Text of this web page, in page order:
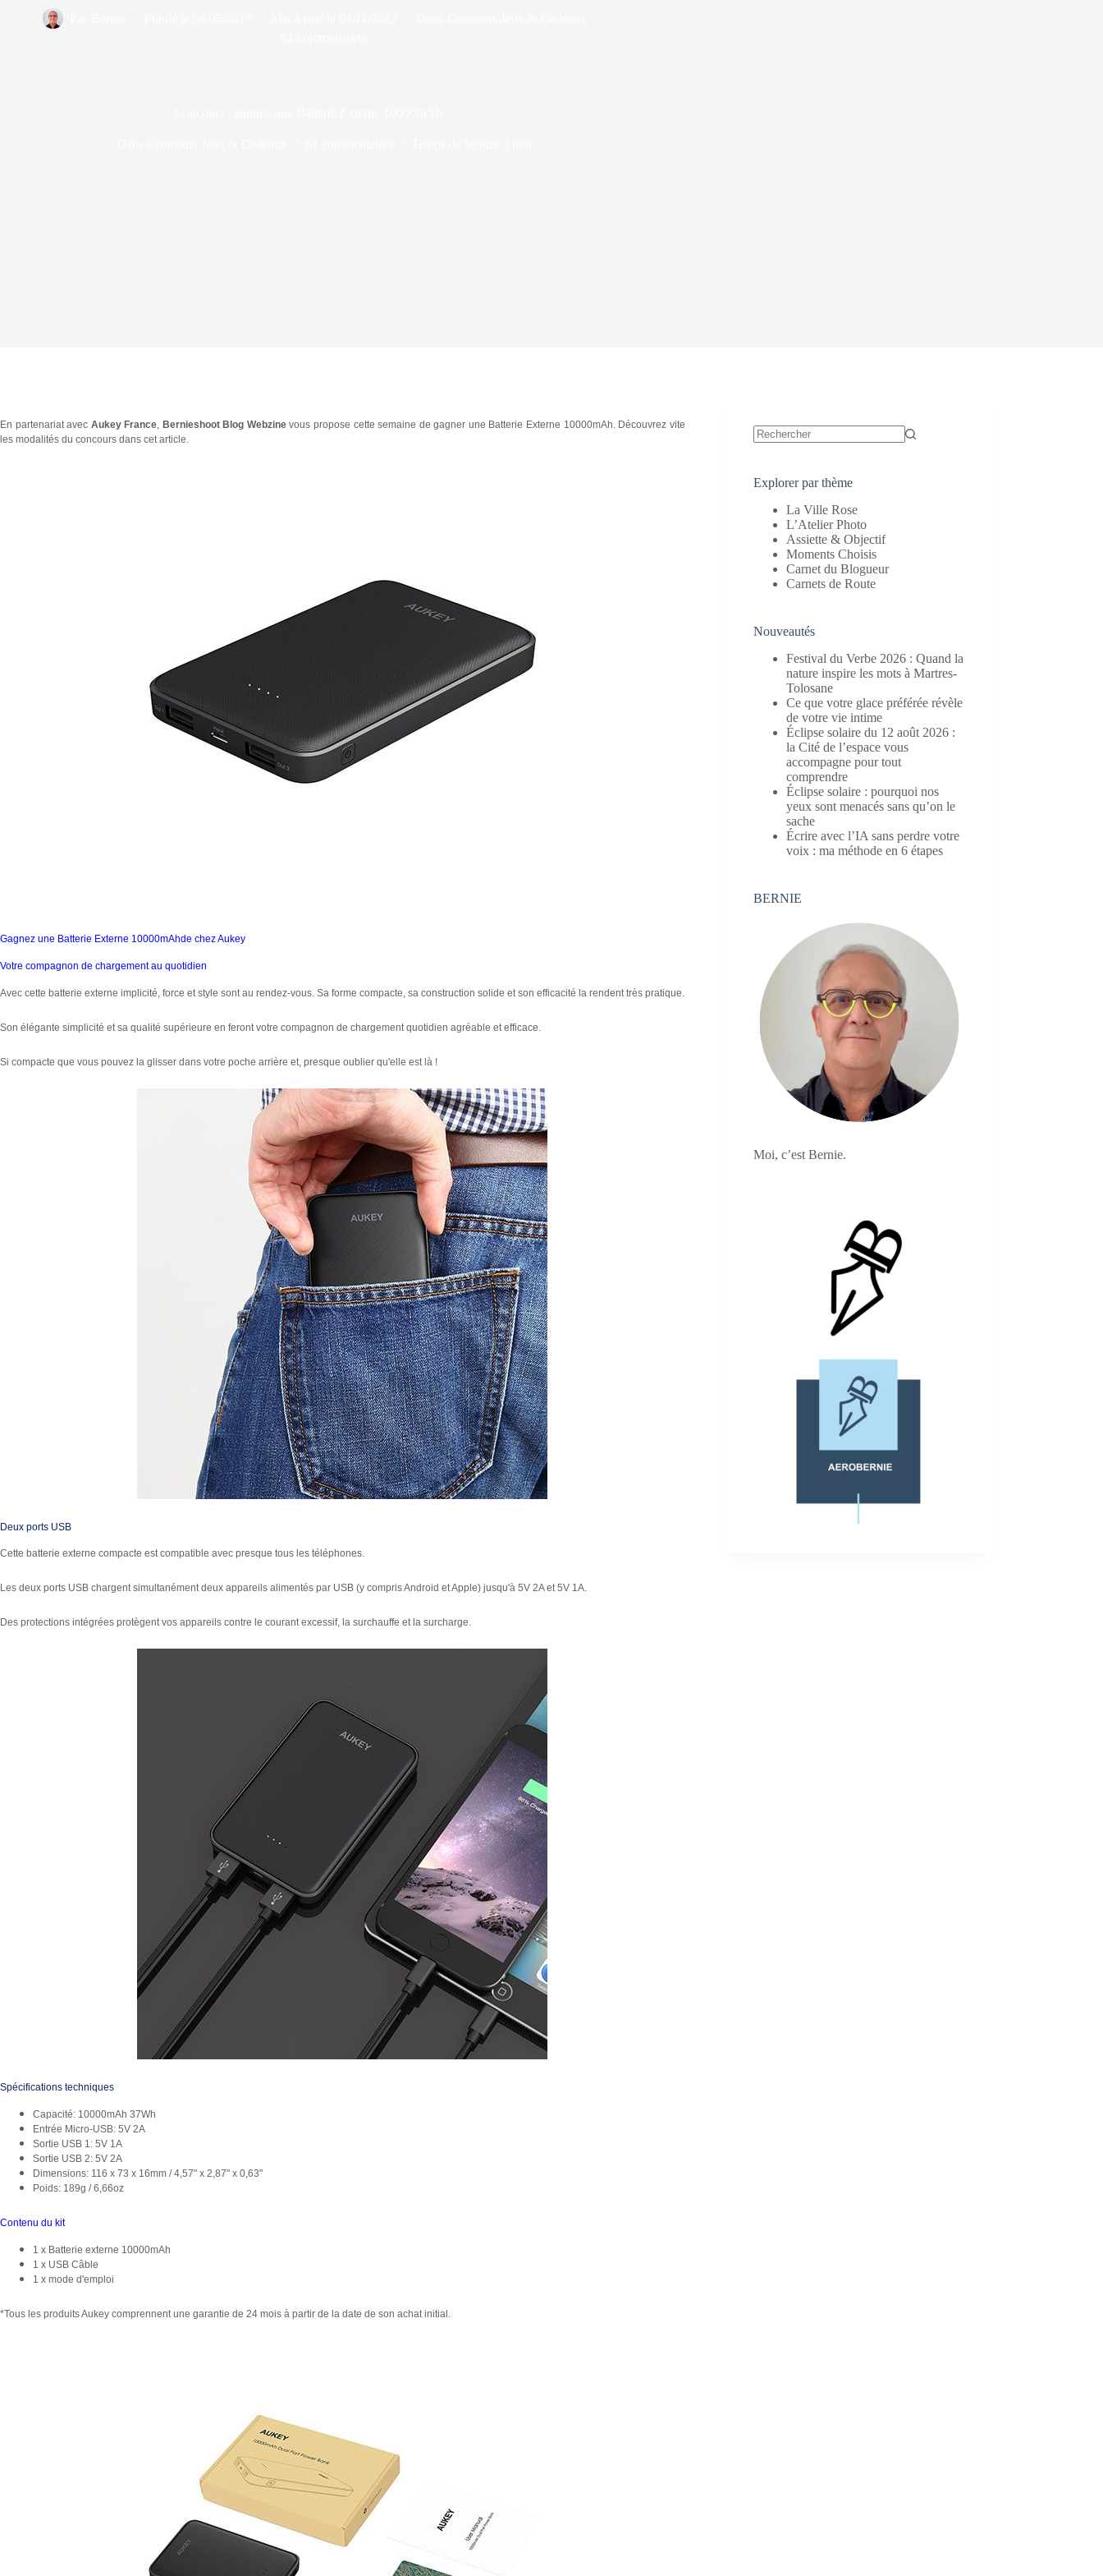
En partenariat avec Aukey France, Bernieshoot Blog Webzinevous propose cette semaine de gagner une Batterie Externe 10000mAh. Découvrez vite
les modalités du concours dans cet article.
Gagnez une Batterie Externe 10000mAhde chez Aukey
Votre compagnon de chargement au quotidien
Avec cette batterie externe implicité, force et style sont au rendez-vous. Sa forme compacte, sa construction solide et son efficacité la rendent très pratique.
Son élégante simplicité et sa qualité supérieure en feront votre compagnon de chargement quotidien agréable et efficace.
Si compacte que vous pouvez la glisser dans votre poche arrière et, presque oublier qu'elle est là !
Deux ports USB
Cette batterie externe compacte est compatible avec presque tous les téléphones.
Les deux ports USB chargent simultanément deux appareils alimentés par USB (y compris Android et Apple) jusqu'à 5V 2A et 5V 1A.
Des protections intégrées protègent vos appareils contre le courant excessif, la surchauffe et la surcharge.
Spécifications techniques
Capacité: 10000mAh 37Wh
Entrée Micro-USB: 5V 2A
Sortie USB 1: 5V 1A
Sortie USB 2: 5V 2A
Dimensions: 116 x 73 x 16mm / 4,57" x 2,87" x 0,63"
Poids: 189g / 6,66oz
Contenu du kit
1 x Batterie externe 10000mAh
1 x USB Câble
1 x mode d'emploi
*Tous les produits Aukey comprennent une garantie de 24 mois à partir de la date de son achat initial.
Explorer par thème
La Ville Rose
L’Atelier Photo
Assiette & Objectif
Moments Choisis
Carnet du Blogueur
Carnets de Route
Nouveautés
Festival du Verbe 2026 : Quand la
nature inspire les mots à Martres-
Tolosane
Ce que votre glace préférée révèle
de votre vie intime
Éclipse solaire du 12 août 2026 :
la Cité de l’espace vous
accompagne pour tout
comprendre
Éclipse solaire : pourquoi nos
yeux sont menacés sans qu’on le
sache
Écrire avec l’IA sans perdre votre
voix : ma méthode en 6 étapes
BERNIE
Moi, c’est Bernie.